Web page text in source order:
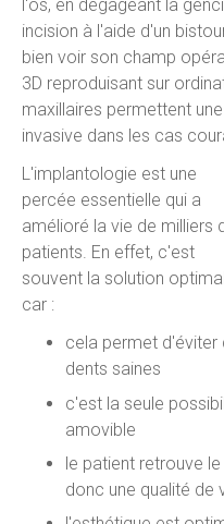
l'os, en dégageant la
incision à l'aide d'un
bien voir son champ
3D reproduisant sur
maxillaires permettent
invasive dans les cas
L'implantologie est une
percée essentielle qui a
amélioré la vie de milliers
patients. En effet, c'est
souvent la solution
car :
cela permet d'éviter
dents saines
c'est la seule
amovible
le patient retrouve
donc une qualité de